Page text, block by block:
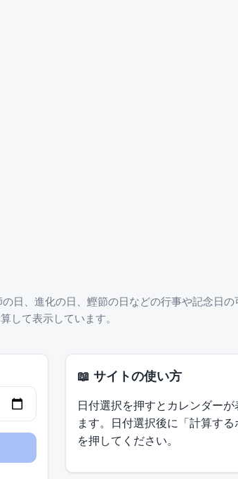
日、進化の日、鰹節の日などの行事や記念日の
て表示しています。
📖 サイトの使い方
日付選択を押すとカレンダー
ます。日付選択後に「計算する
を押してください。